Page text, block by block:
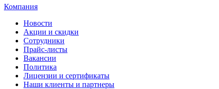
Компания
Новости
Акции и скидки
Сотрудники
Прайс-листы
Вакансии
Политика
Лицензии и сертификаты
Наши клиенты и партнеры